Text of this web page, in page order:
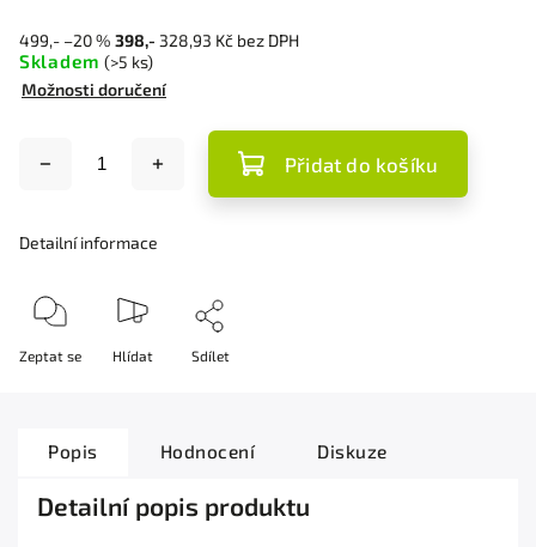
499,- –20 % 398,- 328,93 Kč bez DPH
Skladem (>5 ks)
Možnosti doručení
Přidat do košíku
Detailní informace
Zeptat se Hlídat Sdílet
Popis Hodnocení Diskuze
Detailní popis produktu